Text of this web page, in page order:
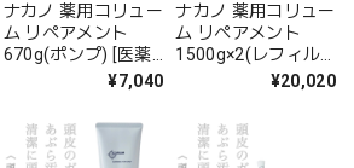
ナカノ 薬用コリュー
ム リペアメント
670g(ポンプ) [医薬
¥7,040
ナカノ 薬用コリュー
ム リペアメント
1500g×2(レフィル)
[医薬部外品]--¥20,020